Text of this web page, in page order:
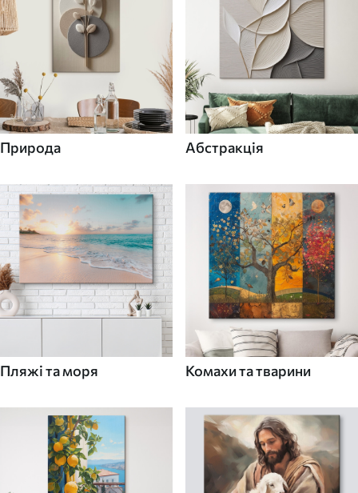
Природа Абстракція
Пляжі та моря Комахи та тварини